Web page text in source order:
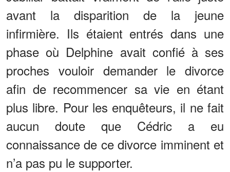
avant la disparition de la jeune
infirmière. Ils étaient entrés dans une
phase où Delphine avait confié à ses
proches vouloir demander le divorce
afin de recommencer sa vie en étant
plus libre. Pour les enquêteurs, il ne fait
aucun doute que Cédric a eu
connaissance de ce divorce imminent et
n’a pas pu le supporter.